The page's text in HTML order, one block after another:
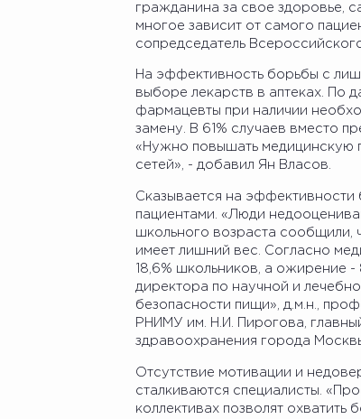
гражданина за свое здоровье,
многое зависит от самого
сопредседатель
На эффективность борьбы с
выборе лекарств в аптеках. По
фармацевты при наличии
замену. В 61% случаев вместо
«Нужно повышать медицинскую
сетей», - добавил Ян Власов.
Сказывается на
пациентами. «Люди
школьного возраста сообщили,
имеет лишний вес. Согласно
18,6% школьников, а ожирение
директора по научной и
безопасности пищи», д.м.н.,
РНИМУ им. Н.И. Пирогова,
здравоохранения города
Отсутствие мотивации и
сталкиваются специалисты.
коллективах позволят